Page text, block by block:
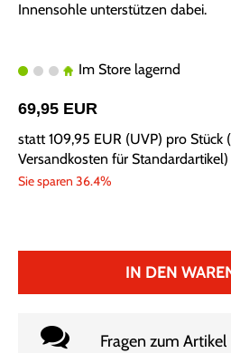
Innensohle unterstützen dabei.
Im Store lagernd
69,95 EUR
statt109,95 EUR (UVP) pro Stück
Versandkosten für Standardartikel)
Sie sparen 36.4%
IN DEN
Fragen zum Artikel